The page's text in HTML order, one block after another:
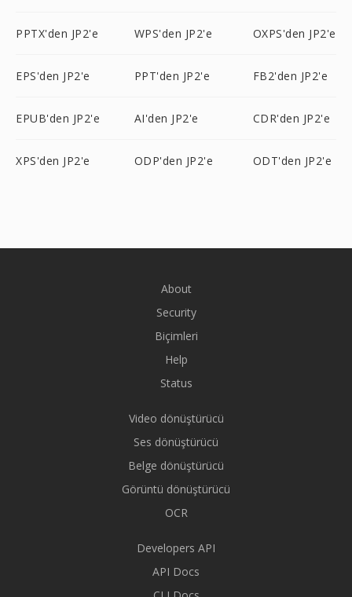
PPTX'den JP2'e WPS'den JP2'e OXPS'den JP2'e
EPS'den JP2'e PPT'den JP2'e FB2'den JP2'e
EPUB'den JP2'e AI'den JP2'e CDR'den JP2'e
XPS'den JP2'e ODP'den JP2'e ODT'den JP2'e
About
Security
Biçimleri
Help
Status
Video dönüştürücü
Ses dönüştürücü
Belge dönüştürücü
Görüntü dönüştürücü
OCR
Developers API
API Docs